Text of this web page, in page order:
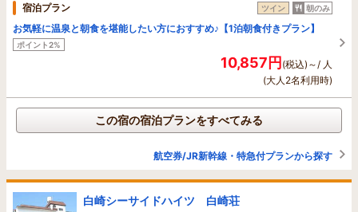
宿泊プラン ツイン 朝のみ
お気軽に温泉と朝食を堪能したい方におすすめ♪【1泊朝食付きプラン】
ポイント2%
10,857円(税込)～/ 人
(大人2名利用時)
この宿の宿泊プランをすべてみる
航空券/JR新幹線・特急付プランから探す
白崎シーサイドハイツ 白崎荘